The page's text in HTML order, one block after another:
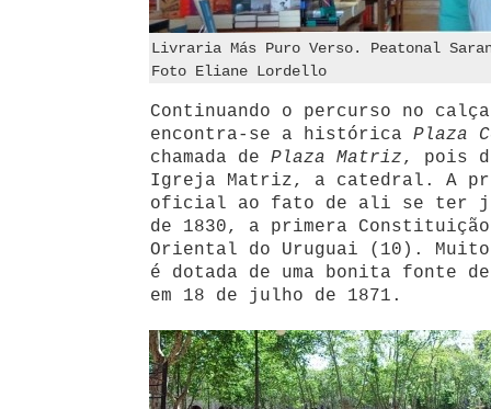
Livraria Más Puro Verso. Peatonal
Foto Eliane Lordello
Continuando o percurso no
encontra-se a histórica Plaza
chamada de Plaza Matriz, pois
Igreja Matriz, a catedral. A
oficial ao fato de ali se ter
de 1830, a primera
Oriental do Uruguai (10).
é dotada de uma bonita fonte
em 18 de julho de 1871.